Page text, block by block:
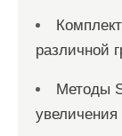
различной
Методы